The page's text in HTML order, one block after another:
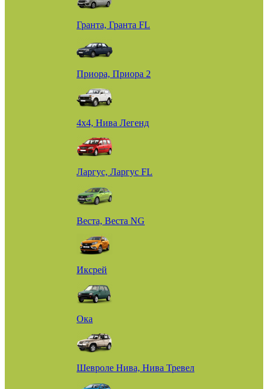
Гранта, Гранта FL
Приора, Приора 2
4х4, Нива Легенд
Ларгус, Ларгус FL
Веста, Веста NG
Иксрей
Ока
Шевроле Нива, Нива Тревел